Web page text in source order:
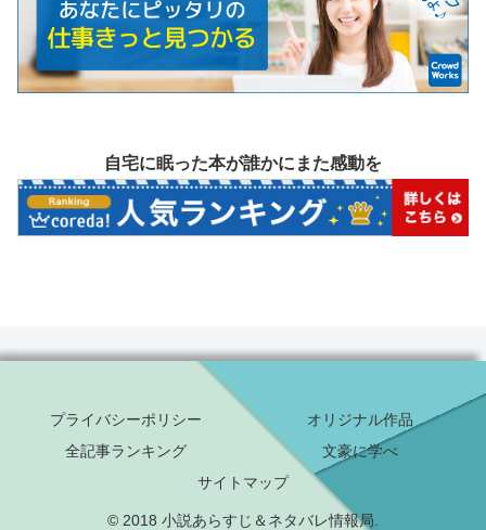
自宅に眠った本が誰かにまた感動を
プライバシーポリシー
オリジナル作品
全記事ランキング
文豪に学べ
サイトマップ
© 2018 小説あらすじ＆ネタバレ情報局.